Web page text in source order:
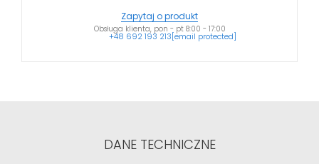
Zapytaj o produkt
Obsługa klienta, pon - pt 8:00 - 17:00
+48 692 193 213[email protected]
DANE TECHNICZNE